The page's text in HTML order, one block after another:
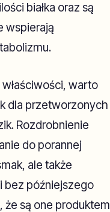
białka oraz są
wspierają
warto
dla przetworzonych
Rozdrobnienie
do porannej
ale także
bez późniejszego
że są one produktem